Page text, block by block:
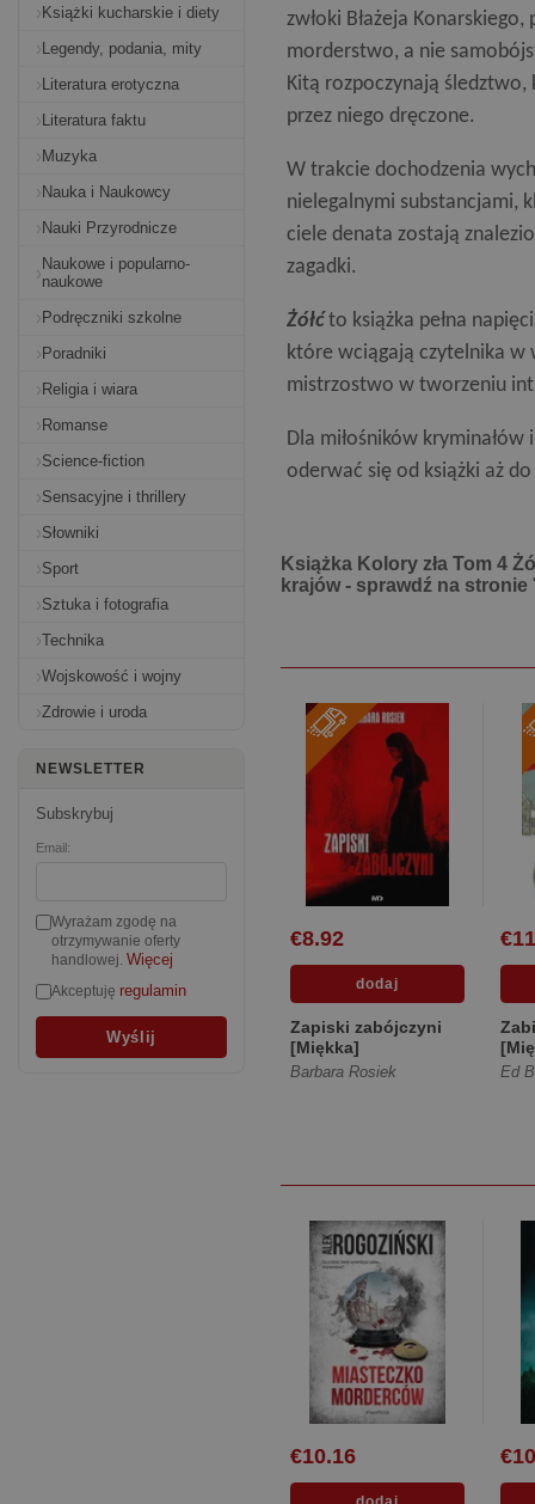
Książki kucharskie i diety
Legendy, podania, mity
Literatura erotyczna
Literatura faktu
Muzyka
Nauka i Naukowcy
Nauki Przyrodnicze
Naukowe i popularno-
naukowe
Podręczniki szkolne
Poradniki
Religia i wiara
Romanse
Science-fiction
Sensacyjne i thrillery
Słowniki
Sport
Sztuka i fotografia
Technika
Wojskowość i wojny
Zdrowie i uroda
NEWSLETTER
Subskrybuj
Email:
Wyrażam zgodę na
otrzymywanie oferty
handlowej. Więcej
Akceptuję regulamin
zwłoki Błażeja
morderstwo, a nie
Kitą rozpoczynają
przez niego dręczone.
W trakcie dochodzenia
nielegalnymi substancjami,
ciele denata zostają
zagadki.
Żółćto książka pełna
które wciągają czytelnika w
mistrzostwo w tworzeniu
Dla miłośników
oderwać się od książki aż
Książka Kolory zła Tom 4
krajów - sprawdź na stronie
€8.92
Zapiski zabójczyni
[Miękka]
Barbara Rosiek Ed
€10.16